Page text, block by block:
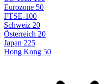
Eurozone 50
FTSE-100
Schweiz 20
Österreich 20
Japan 225
Hong Kong 50